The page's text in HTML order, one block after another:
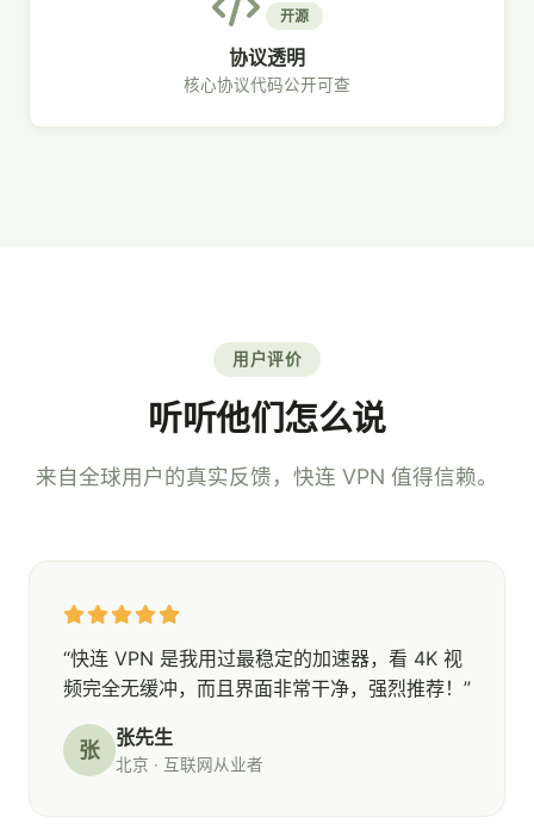
开源
协议透明
核心协议代码公开可查
用户评价
听听他们怎么说
来自全球用户的真实反馈，快连 VPN 值得信赖。
“快连 VPN 是我用过最稳定的加速器，看 4K 视
频完全无缓冲，而且界面非常干净，强烈推荐！”
张 张先生
北京 · 互联网从业者